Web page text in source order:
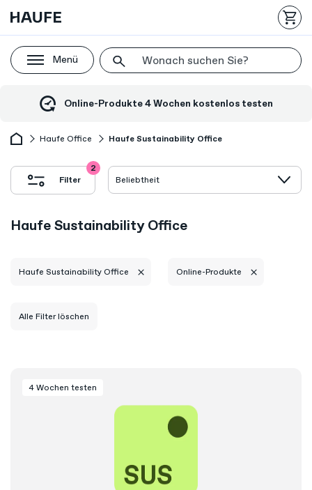
Menü
Online-Produkte 4 Wochen kostenlos testen
Haufe Office Haufe Sustainability Office
Filter
2
Haufe Sustainability Office
Haufe Sustainability Office Online-Produkte
Alle Filter löschen
4 Wochen testen